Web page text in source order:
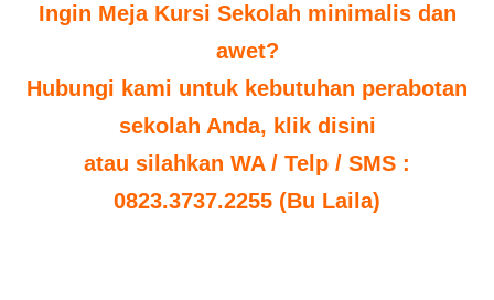
Ingin Meja Kursi Sekolah minimalis dan
awet?
Hubungi kami untuk kebutuhan perabotan
sekolah Anda, klik disini
atau silahkan WA / Telp / SMS :
0823.3737.2255 (Bu Laila)